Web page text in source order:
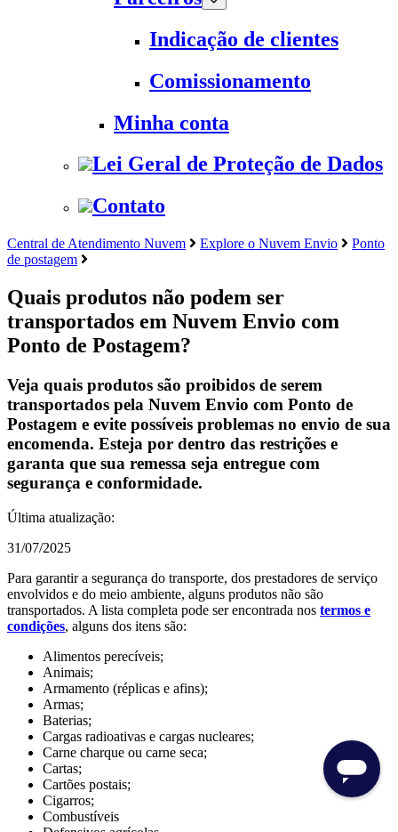
Indicação de clientes
Comissionamento
Minha conta
Lei Geral de Proteção de Dados
Contato
Central de Atendimento Nuvem Explore o Nuvem Envio
Ponto
de postagem
Quais produtos não podem ser
transportados em Nuvem Envio com
Ponto de Postagem?
Veja quais produtos são proibidos de serem
transportados pela Nuvem Envio com Ponto de
Postagem e evite possíveis problemas no envio de sua
encomenda. Esteja por dentro das restrições e
garanta que sua remessa seja entregue com
segurança e conformidade.
Última atualização:
31/07/2025
Para garantir a segurança do transporte, dos prestadores de serviço
envolvidos e do meio ambiente, alguns produtos não são
transportados. A lista completa pode ser encontrada nos termos e
condições, alguns dos itens são:
Alimentos perecíveis;
Animais;
Armamento (réplicas e afins);
Armas;
Baterias;
Cargas radioativas e cargas nucleares;
Carne charque ou carne seca;
Cartas;
Cartões postais;
Cigarros;
Combustíveis